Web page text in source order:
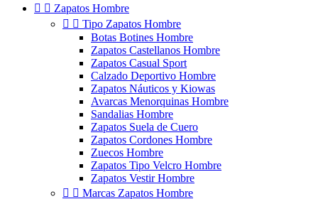
  Zapatos Hombre
  Tipo Zapatos Hombre
Botas Botines Hombre
Zapatos Castellanos Hombre
Zapatos Casual Sport
Calzado Deportivo Hombre
Zapatos Náuticos y Kiowas
Avarcas Menorquinas Hombre
Sandalias Hombre
Zapatos Suela de Cuero
Zapatos Cordones Hombre
Zuecos Hombre
Zapatos Tipo Velcro Hombre
Zapatos Vestir Hombre
  Marcas Zapatos Hombre